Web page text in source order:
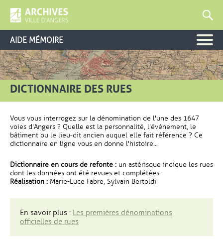
AIDE MÉMOIRE
DICTIONNAIRE DES RUES
Vous vous interrogez sur la dénomination de l'une des 1647
voies d'Angers ? Quelle est la personnalité, l'événement, le
bâtiment ou le lieu-dit ancien auquel elle fait référence ? Ce
dictionnaire en ligne vous en donne l'histoire...
Dictionnaire en cours de refonte : un astérisque indique les rues
dont les données ont été revues et complétées.
Réalisation : Marie-Luce Fabre, Sylvain Bertoldi
En savoir plus : Les premières dénominations
officielles de rues